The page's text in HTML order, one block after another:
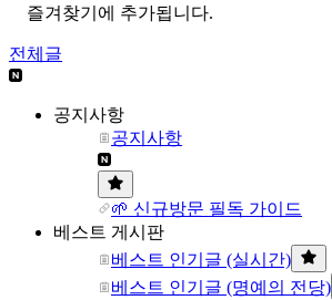
즐겨찾기에 추가됩니다.
전체글
공지사항
공지사항
🌱 신규방문 필독 가이드
베스트 게시판
베스트 인기글 (실시간)
베스트 인기글 (명예의 전당)